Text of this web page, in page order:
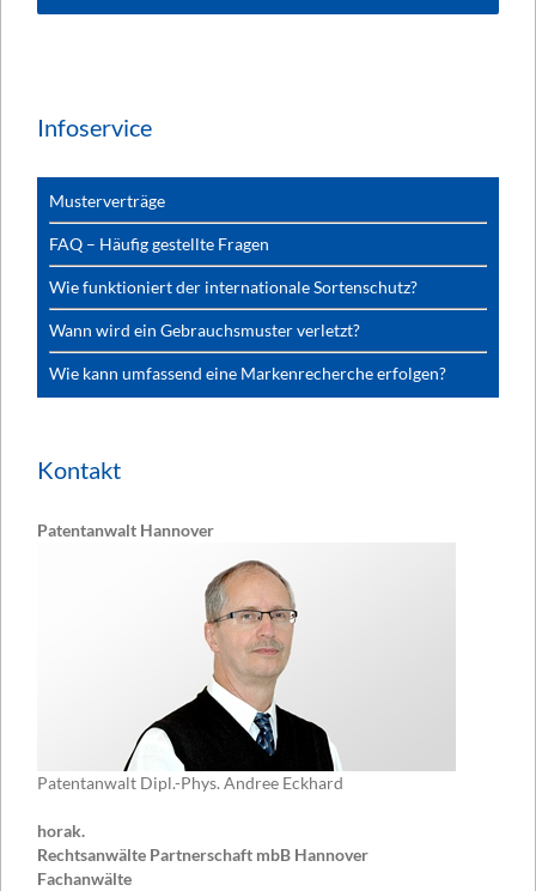
Infoservice
Musterverträge
FAQ – Häufig gestellte Fragen
Wie funktioniert der internationale Sortenschutz?
Wann wird ein Gebrauchsmuster verletzt?
Wie kann umfassend eine Markenrecherche erfolgen?
Kontakt
Patentanwalt Hannover
Patentanwalt Dipl.-Phys. Andree Eckhard
horak.
Rechtsanwälte Partnerschaft mbB Hannover
Fachanwälte